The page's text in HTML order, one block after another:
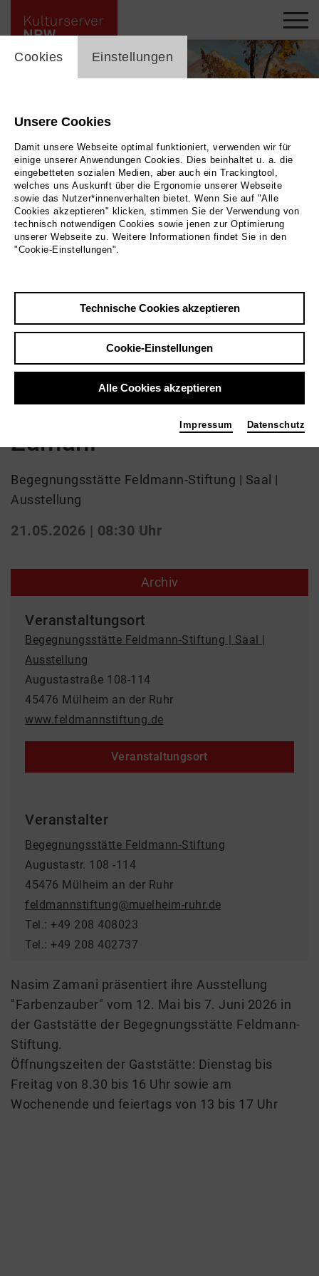
Übersicht
Ausstellung | Kunst
Ausstellung
"Farbenzauber" Nasim
Zamani
Begegnungsstätte Feldmann-Stiftung | Saal |
Ausstellung
21.05.2026 | 08:30 Uhr
Archiv
Veranstaltungsort
Begegnungsstätte Feldmann-Stiftung | Saal |
Ausstellung
Augustastraße 108-114
45476 Mülheim an der Ruhr
www.feldmannstiftung.de
Veranstaltungsort
Veranstalter
Begegnungsstätte Feldmann-Stiftung
Augustastr. 108 -114
45476 Mülheim an der Ruhr
feldmannstiftung@muelheim-ruhr.de
Tel.: +49 208 408023
Tel.: +49 208 402737
Nasim Zamani präsentiert ihre Ausstellung
"Farbenzauber" vom 12. Mai bis 7. Juni 2026 in
der Gaststätte der Begegnungsstätte Feldmann-
Stiftung.
Öffnungszeiten der Gaststätte: Dienstag bis
Freitag von 8.30 bis 16 Uhr sowie am
Wochenende und feiertags von 13 bis 17 Uhr
cookie_layer
Cookies Einstellungen
Unsere Cookies
Damit unsere Webseite optimal funktioniert, verwenden wir für
einige unserer Anwendungen Cookies. Dies beinhaltet u. a. die
eingebetteten sozialen Medien, aber auch ein Trackingtool,
welches uns Auskunft über die Ergonomie unserer Webseite
sowie das Nutzer*innenverhalten bietet. Wenn Sie auf "Alle
Cookies akzeptieren" klicken, stimmen Sie der Verwendung von
technisch notwendigen Cookies sowie jenen zur Optimierung
unserer Webseite zu. Weitere Informationen findet Sie in den
"Cookie-Einstellungen".
Technische Cookies akzeptieren
Cookie-Einstellungen
Alle Cookies akzeptieren
Impressum Datenschutz